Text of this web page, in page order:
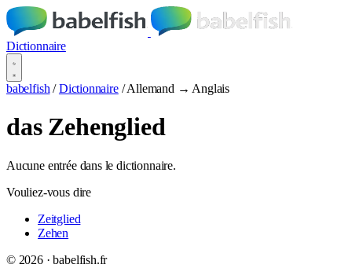
Dictionnaire
babelfish / Dictionnaire / Allemand → Anglais
das Zehenglied
Aucune entrée dans le dictionnaire.
Vouliez-vous dire
Zeitglied
Zehen
© 2026 · babelfish.fr